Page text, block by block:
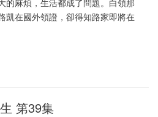
的麻煩，生活都成了問題。白領那
凱在國外領證，卻得知路家即將在
第39集